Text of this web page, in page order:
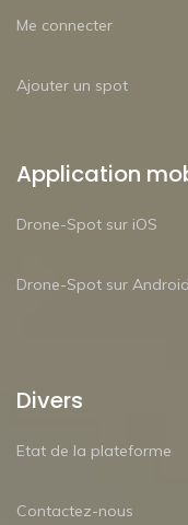
Me connecter
Ajouter un spot
Application
Drone-Spot sur iOS
Drone-Spot sur Android
Divers
Etat de la plateforme
Contactez-nous